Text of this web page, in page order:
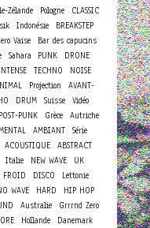
Zélande Pologne
CLASSIC
Indonésie
BREAKSTEP
Vaise
Bar des capucins
Sahara PUNK
DRONE
TECHNO
NOISE
Projection
AVANT-
DRUM Suisse
Vidéo
POST-PUNK Grèce Autriche
AMBIANT
Série
ACOUSTIQUE ABSTRACT
Italie NEW WAVE
UK
FROID DISCO
Lettonie
WAVE HARD
HIP HOP
Australie
Grrrnd Zero
Hollande
Danemark